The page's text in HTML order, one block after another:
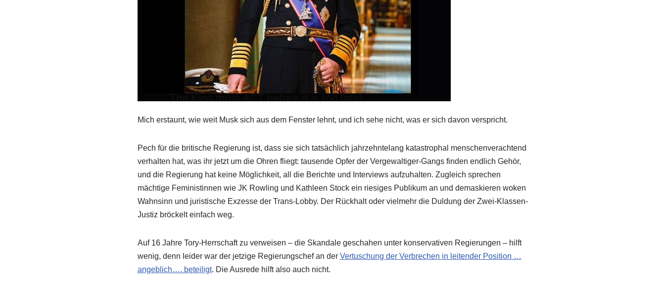
Mich erstaunt, wie weit Musk sich aus dem Fenster lehnt, und ich sehe nicht, was er sich davon verspricht.
Pech für die britische Regierung ist, dass sie sich tatsächlich jahrzehntelang katastrophal menschenverachtend
verhalten hat, was ihr jetzt um die Ohren fliegt: tausende Opfer der Vergewaltiger-Gangs finden endlich Gehör,
und die Regierung hat keine Möglichkeit, all die Berichte und Interviews aufzuhalten. Zugleich sprechen
mächtige Feministinnen wie JK Rowling und Kathleen Stock ein riesiges Publikum an und demaskieren woken
Wahnsinn und juristische Exzesse der Trans-Lobby. Der Rückhalt oder vielmehr die Duldung der Zwei-Klassen-
Justiz bröckelt einfach weg.
Auf 16 Jahre Tory-Herrschaft zu verweisen – die Skandale geschahen unter konservativen Regierungen – hilft
wenig, denn leider war der jetzige Regierungschef an der Vertuschung der Verbrechen in leitender Position …
angeblich…. beteiligt. Die Ausrede hilft also auch nicht.